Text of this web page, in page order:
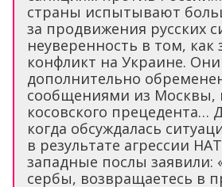
страны испытывают
за продвижения русских
неуверенность в том, как
конфликт на Украине. Они
дополнительно
сообщениями из Москвы,
косовского прецедента…
когда обсуждалась
в результате агрессии
западные послы заявили:
сербы, возвращаетесь в